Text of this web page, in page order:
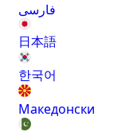
فارسی
日本語
한국어
Македонски